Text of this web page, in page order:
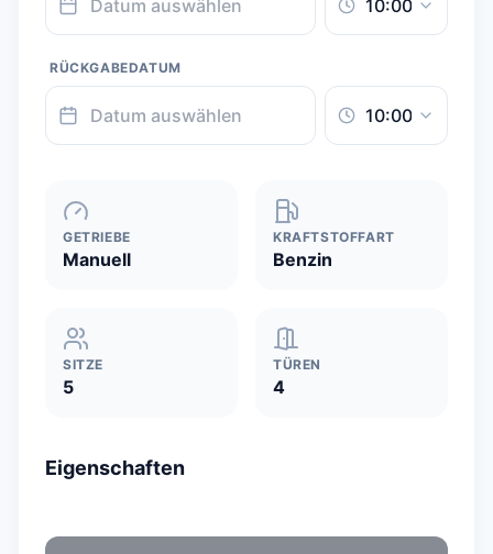
RÜCKGABEDATUM
GETRIEBE
Manuell
KRAFTSTOFFART
Benzin
SITZE
5
TÜREN
4
Eigenschaften